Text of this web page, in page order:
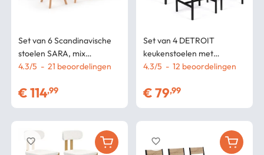
Set van 6 Scandinavische
stoelen SARA, mix
pastelroze x2, lichtgrijs x2
4.3/5 - 21 beoordelingen
€114,99
favorite_border
Set van 4 DETROIT
keukenstoelen met
industrieel ontwerp
4.3/5 - 12 beoordelingen
€79,99
favorite_border